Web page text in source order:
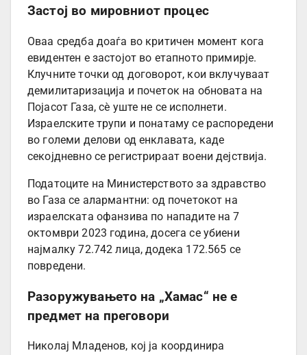
Застој во мировниот процес
Оваа средба доаѓа во критичен момент кога
евидентен е застојот во етапното примирје.
Клучните точки од договорот, кои вклучуваат
демилитаризација и почеток на обновата на
Појасот Газа, сè уште не се исполнети.
Израелските трупи и понатаму се распоредени
во големи делови од енклавата, каде
секојдневно се регистрираат воени дејствија.
Податоците на Министерството за здравство
во Газа се алармантни: од почетокот на
израелската офанзива по нападите на 7
октомври 2023 година, досега се убиени
најмалку 72.742 лица, додека 172.565 се
повредени.
Разоружувањето на „Хамас“ не е
предмет на преговори
Николај Младенов, кој ја координира